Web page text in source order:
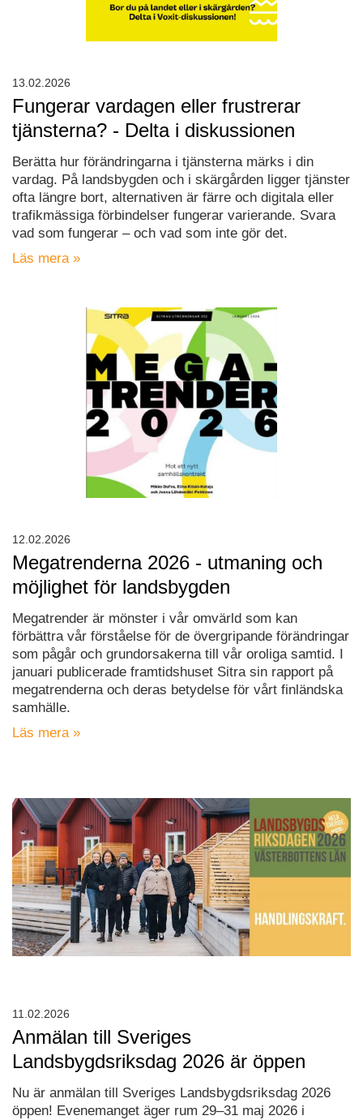
Fungerar vardagen eller frustrerar
tjänsterna? - Delta i diskussionen
Berätta hur förändringarna i tjänsterna märks i din
vardag. På landsbygden och i skärgården ligger tjänster
ofta längre bort, alternativen är färre och digitala eller
trafikmässiga förbindelser fungerar varierande. Svara
vad som fungerar – och vad som inte gör det.
Läs mera »
13.02.2026
Megatrenderna 2026 - utmaning och
möjlighet för landsbygden
Megatrender är mönster i vår omvärld som kan
förbättra vår förståelse för de övergripande förändringar
som pågår och grundorsakerna till vår oroliga samtid. I
januari publicerade framtidshuset Sitra sin rapport på
megatrenderna och deras betydelse för vårt finländska
samhälle.
Läs mera »
12.02.2026
Anmälan till Sveriges
Landsbygdsriksdag 2026 är öppen
Nu är anmälan till Sveriges Landsbygdsriksdag 2026
öppen! Evenemanget äger rum 29–31 maj 2026 i
11.02.2026